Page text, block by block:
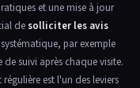
et une mise à jour
desolliciter les avis
par exemple
suivi après chaque visite.
est l'un des leviers